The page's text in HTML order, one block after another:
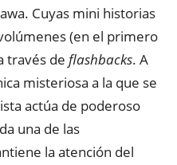
Cuyas mini historias
(en el primero
través de flashbacks. A
misteriosa a la que se
actúa de poderoso
una de las
la atención del